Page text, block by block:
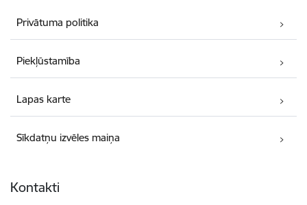
Privātuma politika
Piekļūstamība
Lapas karte
Sīkdatņu izvēles maiņa
Kontakti